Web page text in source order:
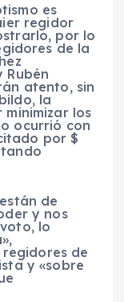
es
regidor
por lo
de la
Rubén
atento, sin
la
los
ocurrió con
por $
de
y nos
lo
de
y «sobre